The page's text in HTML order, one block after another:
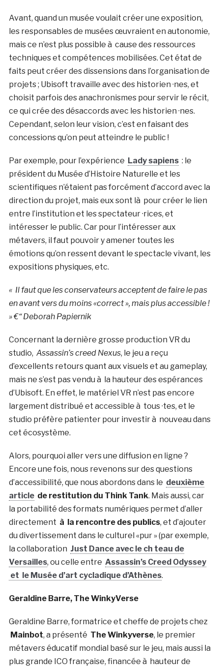
Avant, quand un musée voulait créer une exposition,
les responsables de musées œuvraient en autonomie,
mais ce n’est plus possible à cause des ressources
techniques et compétences mobilisées. Cet état de
faits peut créer des dissensions dans l’organisation de
projets ; Ubisoft travaille avec des historien ·nes, et
choisit parfois des anachronismes pour servir le récit,
ce qui crée des désaccords avec les historien ·nes.
Cependant, selon leur vision, c’est en faisant des
concessions qu’on peut atteindre le public !
Par exemple, pour l’expérience Lady sapiens: le
président du Musée d’Histoire Naturelle et les
scientifiques n’étaient pas forcément d’accord avec la
direction du projet, mais eux sont là pour créer le lien
entre l’institution et les spectateur ·rices, et
intéresser le public. Car pour l’intéresser aux
métavers, il faut pouvoir y amener toutes les
émotions qu’on ressent devant le spectacle vivant, les
expositions physiques, etc.
« Il faut que les conservateurs acceptent de faire le pas
en avant vers du moins «correct », mais plus accessible !
» €“ Deborah Papiernik
Concernant la dernière grosse production VR du
studio, Assassin’s creed Nexus, le jeu a reçu
d’excellents retours quant aux visuels et au gameplay,
mais ne s’est pas vendu à la hauteur des espérances
d’Ubisoft. En effet, le matériel VR n’est pas encore
largement distribué et accessible à tous ·tes, et le
studio préfère patienter pour investir à nouveau dans
cet écosystème.
Alors, pourquoi aller vers une diffusion en ligne ?
Encore une fois, nous revenons sur des questions
d’accessibilité, que nous abordons dans le deuxième
articlede restitution du Think Tank. Mais aussi, car
la portabilité des formats numériques permet d’aller
directement à la rencontre des publics, et d’ajouter
du divertissement dans le culturel «pur » (par exemple,
la collaboration Just Dance avec le ch teau de
Versailles, ou celle entre Assassin’s Creed Odyssey
et le Musée d’art cycladique d’Athènes.
Geraldine Barre, The WinkyVerse
Geraldine Barre, formatrice et cheffe de projets chez
Mainbot, a présenté The Winkyverse, le premier
métavers éducatif mondial basé sur le jeu, mais aussi la
plus grande ICO française, financée à hauteur de